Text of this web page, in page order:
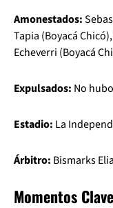
Amonestados:
Tapia (Boyacá
Echeverri (Boyacá
Expulsados: No hubo
Estadio: La
Árbitro: Bismarks
Momentos